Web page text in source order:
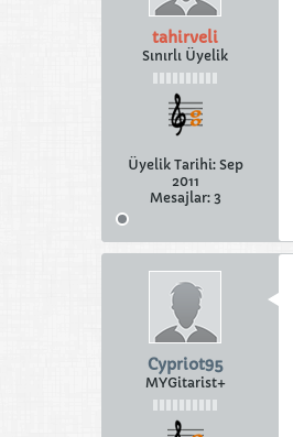
tahirveli
Sınırlı Üyelik
Üyelik Tarihi: Sep
2011
Mesajlar: 3
Cypriot95
MYGitarist+